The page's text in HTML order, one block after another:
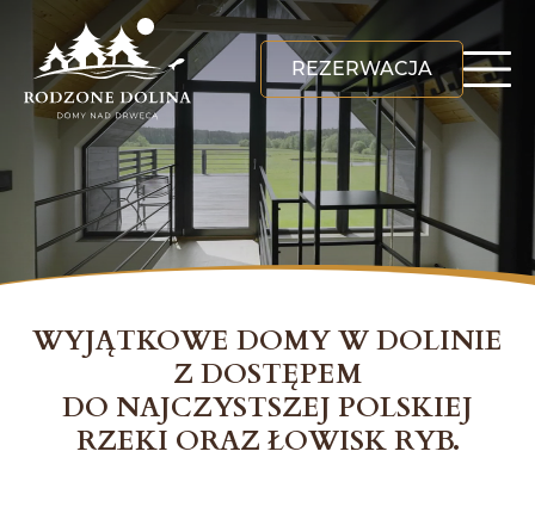
REZERWACJA
WYJĄTKOWE DOMY W DOLINIE
Z DOSTĘPEM
DO NAJCZYSTSZEJ POLSKIEJ
RZEKI ORAZ ŁOWISK RYB.